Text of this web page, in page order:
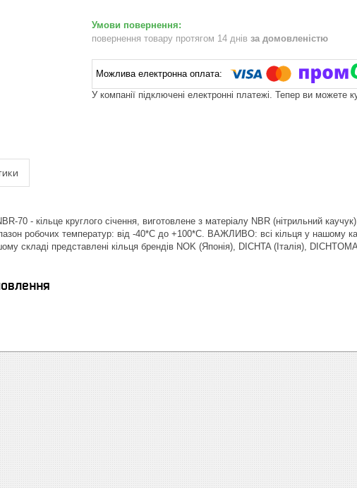
повернення товару протягом 14 днів за домовленістю
У компанії підключені електронні платежі. Тепер ви можете
70 - кільце круглого січення, виготовлене з матеріалу NBR (нітрильний
робочих температур: від -40*С до +100*С. ВАЖЛИВО: всі кільця у нашому
складі представлені кільця брендів NOK (Японія), DICHTA (Італія),